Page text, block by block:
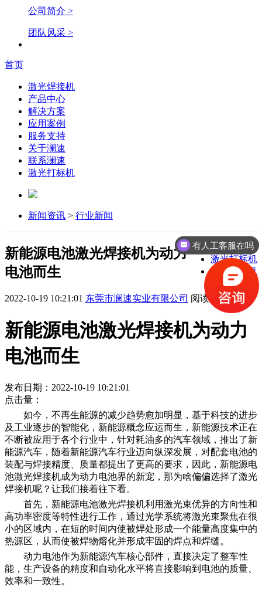
公司简介 >
团队风采 >
首页
激光焊接机
产品中心
解决方案
应用案例
服务支持
关于澜速
联系澜速
激光打标机
新闻资讯 > 行业新闻
激光焊接机
激光打标机
激光切割机
新能源电池激光焊接机为动力
电池而生
2022-10-19 10:21:01 东莞市澜速实业有限公司 阅读
新能源电池激光焊接机为动力
电池而生
发布日期：2022-10-19 10:21:01
点击量：
如今，不再生能源的减少趋势愈加明显，基于科技的进步
及工业逐步的智能化，新能源概念应运而生，新能源技术正在
不断被应用于各个行业中，针对耗油多的汽车领域，推出了新
能源汽车，随着新能源汽车行业迈向纵深发展，对配套电池的
装配与焊接精度、质量都提出了更高的要求，因此，新能源电
池激光焊接机成为动力电池界的新宠，那为啥偏偏选择了激光
焊接机呢？让我们接着往下看。
首先，新能源电池激光焊接机利用激光束优异的方向性和
高功率密度等特性进行工作，通过光学系统将激光束聚焦在很
小的区域内，在短的时间内使被焊处形成一个能量高度集中的
热源区，从而使被焊物熔化并形成牢固的焊点和焊缝。
动力电池作为新能源汽车核心部件，直接决定了整车性
能，生产设备的精度和自动化水平将直接影响到电池的质量、
效率和一致性。
有人工客服在吗